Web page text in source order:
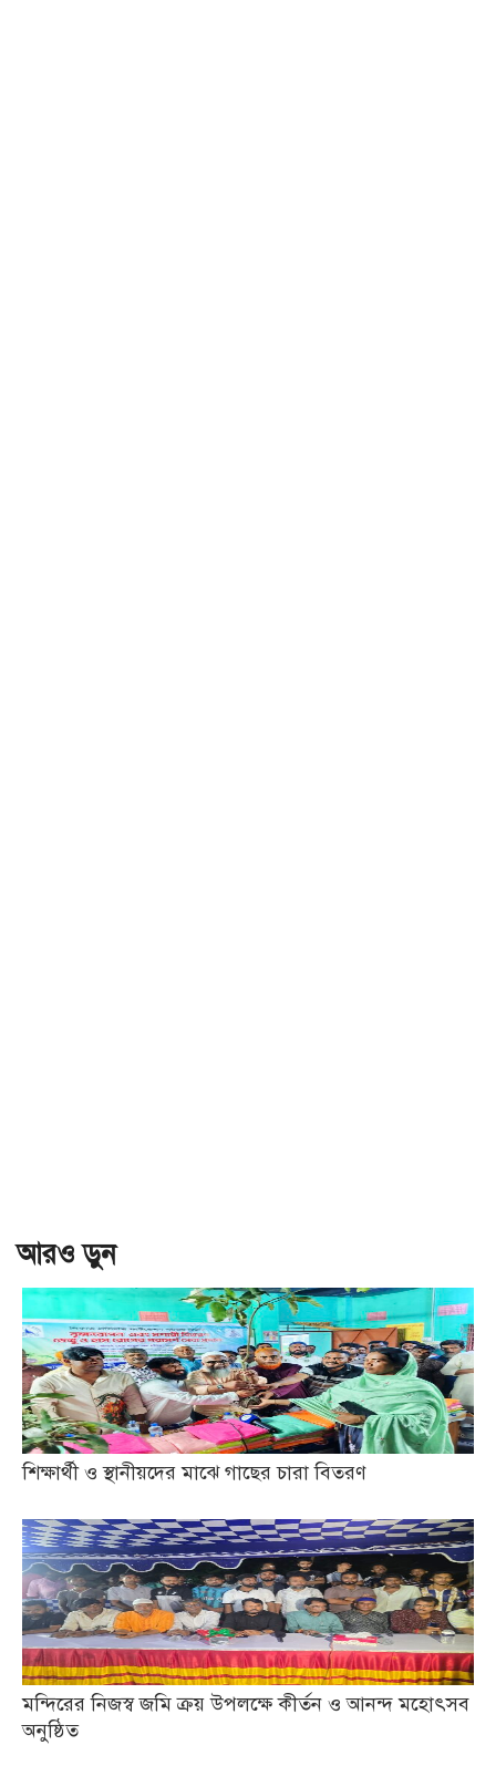
আরও ড়ুন
শিক্ষার্থী ও স্থানীয়দের মাঝে গাছের চারা বিতরণ
মন্দিরের নিজস্ব জমি ক্রয় উপলক্ষে কীর্তন ও আনন্দ মহোৎসব
অনুষ্ঠিত